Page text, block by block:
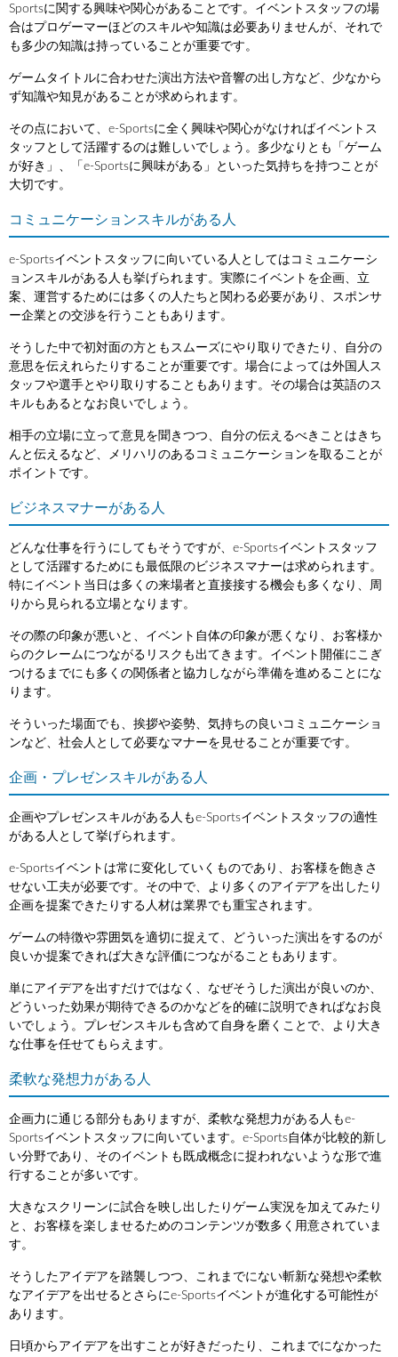
Sportsに関する興味や関心があることです。イベントスタッフの場
合はプロゲーマーほどのスキルや知識は必要ありませんが、それで
も多少の知識は持っていることが重要です。
ゲームタイトルに合わせた演出方法や音響の出し方など、少なから
ず知識や知見があることが求められます。
その点において、e-Sportsに全く興味や関心がなければイベントス
タッフとして活躍するのは難しいでしょう。多少なりとも「ゲーム
が好き」、「e-Sportsに興味がある」といった気持ちを持つことが
大切です。
コミュニケーションスキルがある人
e-Sportsイベントスタッフに向いている人としてはコミュニケーシ
ョンスキルがある人も挙げられます。実際にイベントを企画、立
案、運営するためには多くの人たちと関わる必要があり、スポンサ
ー企業との交渉を行うこともあります。
そうした中で初対面の方ともスムーズにやり取りできたり、自分の
意思を伝えれらたりすることが重要です。場合によっては外国人ス
タッフや選手とやり取りすることもあります。その場合は英語のス
キルもあるとなお良いでしょう。
相手の立場に立って意見を聞きつつ、自分の伝えるべきことはきち
んと伝えるなど、メリハリのあるコミュニケーションを取ることが
ポイントです。
ビジネスマナーがある人
どんな仕事を行うにしてもそうですが、e-Sportsイベントスタッフ
として活躍するためにも最低限のビジネスマナーは求められます。
特にイベント当日は多くの来場者と直接接する機会も多くなり、周
りから見られる立場となります。
その際の印象が悪いと、イベント自体の印象が悪くなり、お客様か
らのクレームにつながるリスクも出てきます。イベント開催にこぎ
つけるまでにも多くの関係者と協力しながら準備を進めることにな
ります。
そういった場面でも、挨拶や姿勢、気持ちの良いコミュニケーショ
ンなど、社会人として必要なマナーを見せることが重要です。
企画・プレゼンスキルがある人
企画やプレゼンスキルがある人もe-Sportsイベントスタッフの適性
がある人として挙げられます。
e-Sportsイベントは常に変化していくものであり、お客様を飽きさ
せない工夫が必要です。その中で、より多くのアイデアを出したり
企画を提案できたりする人材は業界でも重宝されます。
ゲームの特徴や雰囲気を適切に捉えて、どういった演出をするのが
良いか提案できれば大きな評価につながることもあります。
単にアイデアを出すだけではなく、なぜそうした演出が良いのか、
どういった効果が期待できるのかなどを的確に説明できればなお良
いでしょう。プレゼンスキルも含めて自身を磨くことで、より大き
な仕事を任せてもらえます。
柔軟な発想力がある人
企画力に通じる部分もありますが、柔軟な発想力がある人もe-
Sportsイベントスタッフに向いています。e-Sports自体が比較的新し
い分野であり、そのイベントも既成概念に捉われないような形で進
行することが多いです。
大きなスクリーンに試合を映し出したりゲーム実況を加えてみたり
と、お客様を楽しませるためのコンテンツが数多く用意されていま
す。
そうしたアイデアを踏襲しつつ、これまでにない斬新な発想や柔軟
なアイデアを出せるとさらにe-Sportsイベントが進化する可能性が
あります。
日頃からアイデアを出すことが好きだったり、これまでになかった